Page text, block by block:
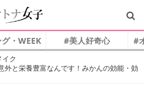
・WEEK #美人好奇心 #
ク
と栄養豊富なんです！みかんの効能・効